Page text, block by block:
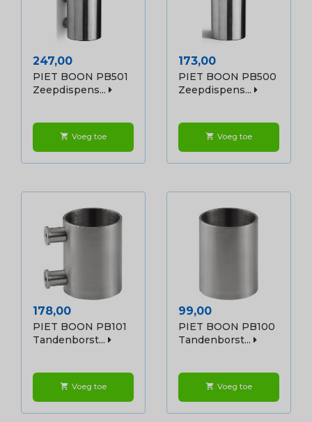
Prijs
247,00
PIET BOON PB501
Zeepdispens...
shopping_cart Voeg toe
Prijs
173,00
PIET BOON PB500
Zeepdispens...
shopping_cart Voeg toe
Prijs
178,00
PIET BOON PB101
Tandenborst...
shopping_cart Voeg toe
Prijs
99,00
PIET BOON PB100
Tandenborst...
shopping_cart Voeg toe